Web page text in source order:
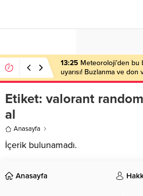
13:25 Meteoroloji’den
uyarısı! Buzlanma ve don
Etiket: valorant
al
Anasayfa
İçerik bulunamadı.
Anasayfa